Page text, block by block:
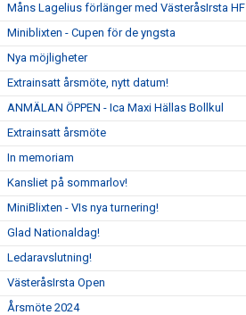
Måns Lagelius förlänger med VästeråsIrsta HF
Miniblixten - Cupen för de yngsta
Nya möjligheter
Extrainsatt årsmöte, nytt datum!
ANMÄLAN ÖPPEN - Ica Maxi Hällas Bollkul
Extrainsatt årsmöte
In memoriam
Kansliet på sommarlov!
MiniBlixten - VIs nya turnering!
Glad Nationaldag!
Ledaravslutning!
VästeråsIrsta Open
Årsmöte 2024